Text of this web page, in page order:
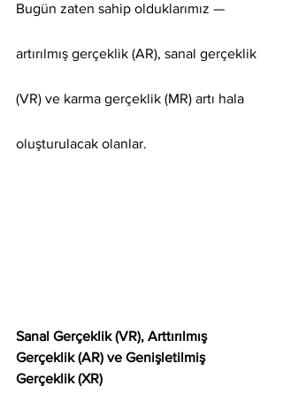
Bugün zaten sahip olduklarımız —
artırılmış gerçeklik (AR), sanal gerçeklik
(VR) ve karma gerçeklik (MR) artı hala
oluşturulacak olanlar.
Sanal Gerçeklik (VR), Arttırılmış
Gerçeklik (AR) ve Genişletilmiş
Gerçeklik (XR)